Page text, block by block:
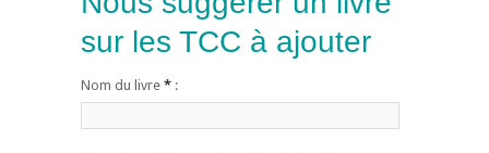
sur les TCC à ajouter
Nom du livre * :